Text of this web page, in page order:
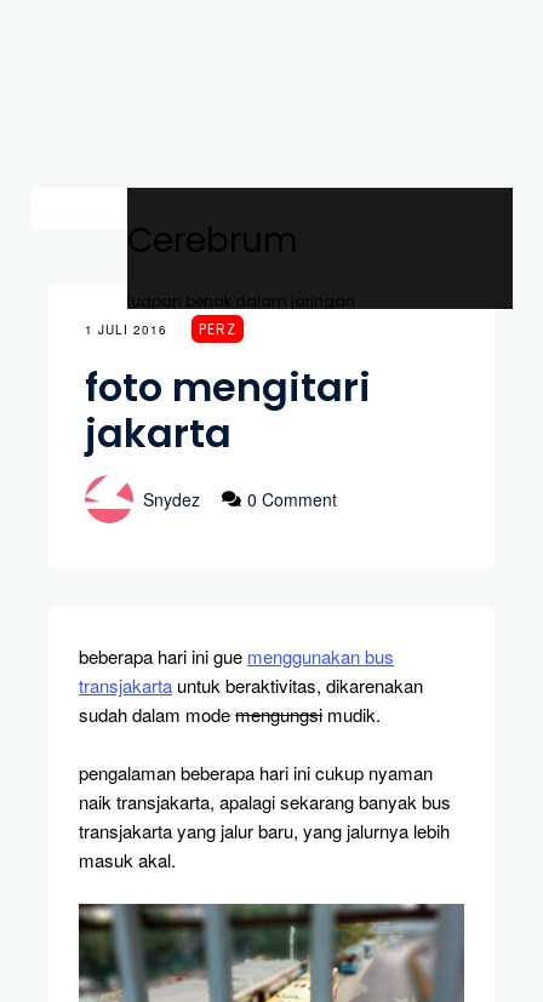
Cerebrum
luapan benak dalam jaringan
1 JULI 2016 PERZ
foto mengitari
jakarta
Snydez 0 Comment
beberapa hari ini gue menggunakan bus
transjakarta untuk beraktivitas, dikarenakan
sudah dalam modemengungsi mudik.
pengalaman beberapa hari ini cukup nyaman
naik transjakarta, apalagi sekarang banyak bus
transjakarta yang jalur baru, yang jalurnya lebih
masuk akal.